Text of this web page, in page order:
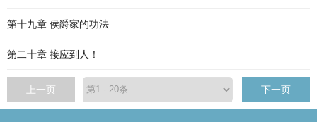
第十九章 侯爵家的功法
第二十章 接应到人！
上一页 下一页